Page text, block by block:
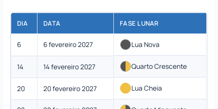
DIA DATA FASE LUNAR
6 6 fevereiro 2027 Lua Nova
14 14 fevereiro 2027 Quarto Crescente
20 20 fevereiro 2027 Lua Cheia